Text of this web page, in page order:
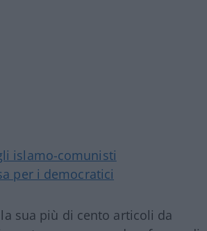
islamo-comunisti
per i democratici
sua più di cento articoli da